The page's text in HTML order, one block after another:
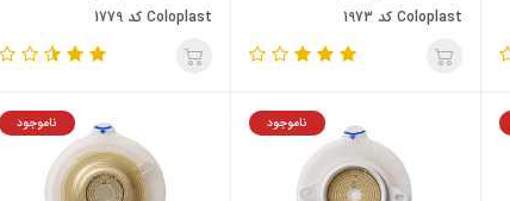
Coloplast کد 1973
Coloplast کد 1779
ناموجود ناموجود